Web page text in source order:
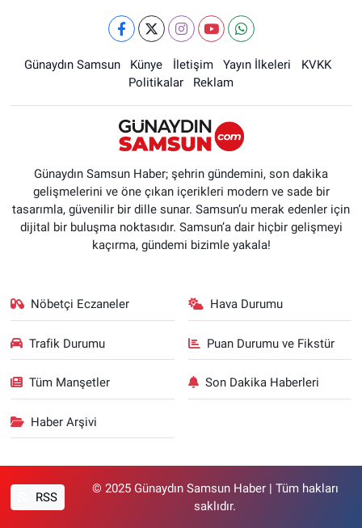
Günaydın Samsun Künye İletişim Yayın İlkeleri
KVKK
Politikalar
Reklam
Günaydın Samsun Haber; şehrin gündemini, son dakika
gelişmelerini ve öne çıkan içerikleri modern ve sade bir
tasarımla, güvenilir bir dille sunar. Samsun’u merak edenler için
dijital bir buluşma noktasıdır. Samsun’a dair hiçbir gelişmeyi
kaçırma, gündemi bizimle yakala!
Nöbetçi Eczaneler Hava Durumu
Trafik Durumu Puan Durumu ve Fikstür
Tüm Manşetler Son Dakika Haberleri
Haber Arşivi
RSS
© 2025 Günaydın Samsun Haber | Tüm hakları
saklıdır.